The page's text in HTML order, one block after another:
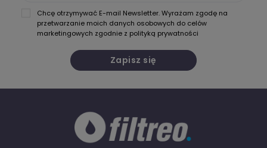
Chcę otrzymywać E-mail Newsletter. Wyrażam zgodę na
przetwarzanie moich danych osobowych do celów
marketingowych zgodnie z polityką prywatności
Zapisz się